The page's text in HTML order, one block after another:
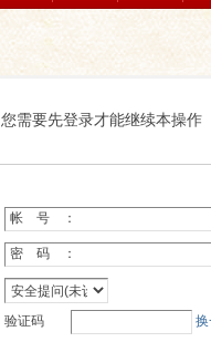
您需要先登录才能继续本操作
帐 号 ：
密 码 ：
验证码